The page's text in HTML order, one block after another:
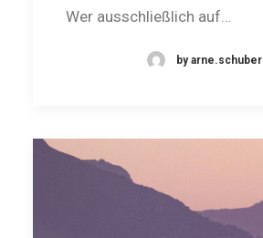
Wer ausschließlich auf…
by arne.schuber